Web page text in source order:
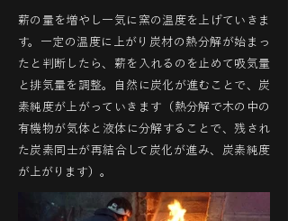
薪の量を増やし一気に窯の温度を上げていきま
す。一定の温度に上がり炭材の熱分解が始まっ
たと判断したら、薪を入れるのを止めて吸気量
と排気量を調整。自然に炭化が進むことで、炭
素純度が上がっていきます（熱分解で木の中の
有機物が気体と液体に分解することで、残され
た炭素同士が再結合して炭化が進み、炭素純度
が上がります）。